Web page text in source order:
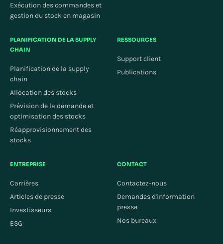
Exécution des commandes et
gestion du stock en magasin
PLANIFICATION DE LA SUPPLY
CHAIN
Planification de la supply
chain
Allocation des stocks
Prévision de la demande et
optimisation des stocks
Réapprovisionnement des
stocks
RESSOURCES
Support client
Publications
ENTREPRISE
Carrières
Articles de presse
Investisseurs
ESG
CONTACT
Contactez-nous
Demandes d'information
presse
Nos bureaux